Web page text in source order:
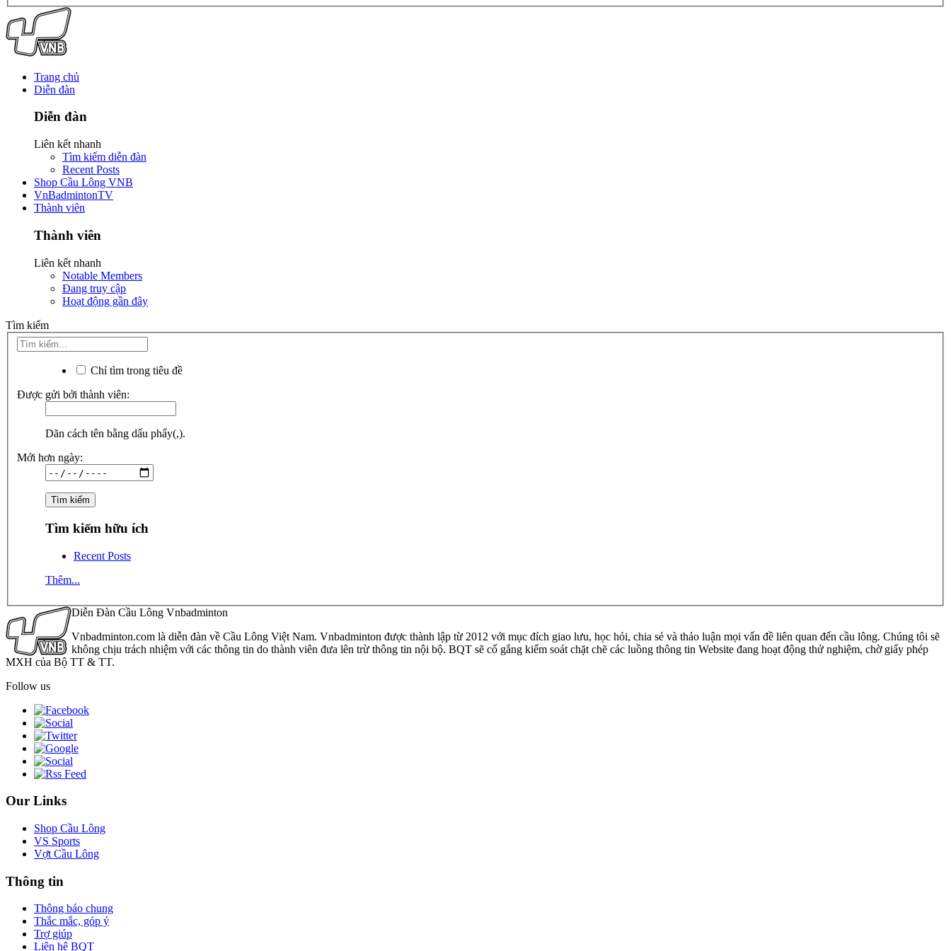
Trang chủ
Diễn đàn
Diễn đàn
Liên kết nhanh
Tìm kiếm diễn đàn
Recent Posts
Shop Cầu Lông VNB
VnBadmintonTV
Thành viên
Thành viên
Liên kết nhanh
Notable Members
Đang truy cập
Hoạt động gần đây
Tìm kiếm
Chỉ tìm trong tiêu đề
Được gửi bởi thành viên:
Dãn cách tên bằng dấu phẩy(,).
Mới hơn ngày:
Tìm kiếm hữu ích
Recent Posts
Thêm...
Diễn Đàn Cầu Lông Vnbadminton
Vnbadminton.com là diễn đàn về Cầu Lông Việt Nam. Vnbadminton được thành lập từ 2012 với mục đích giao lưu, học hỏi, chia sẻ và thảo luận mọi vấn đề liên quan đến cầu lông. Chúng tôi sẽ
không chịu trách nhiệm với các thông tin do thành viên đưa lên trừ thông tin nội bộ. BQT sẽ cố gắng kiểm soát chặt chẽ các luồng thông tin Website đang hoạt động thử nghiệm, chờ giấy phép
MXH của Bộ TT & TT.
Follow us
Our Links
Shop Cầu Lông
VS Sports
Vợt Cầu Lông
Thông tin
Thông báo chung
Thắc mắc, góp ý
Trợ giúp
Liên hệ BQT